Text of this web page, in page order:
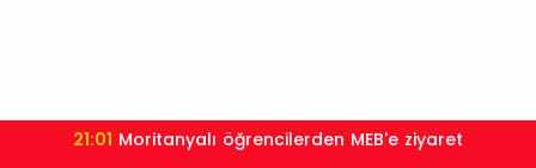
21:01 Moritanyalı öğrencilerden MEB'e ziyaret